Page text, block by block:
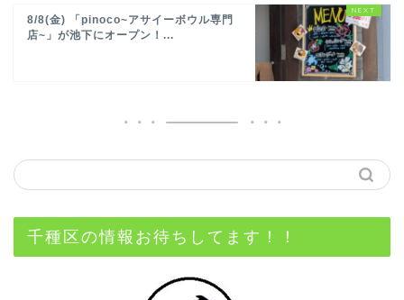
8/8(金) 「pinoco~アサイーボウル専門
店~」が池下にオープン！...
千種区の情報お待ちしてます！！